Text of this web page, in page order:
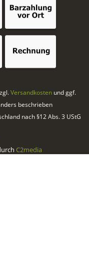
Versandkosten und ggf.
beschrieben
nach §12 Abs. 3 UStG
C2media